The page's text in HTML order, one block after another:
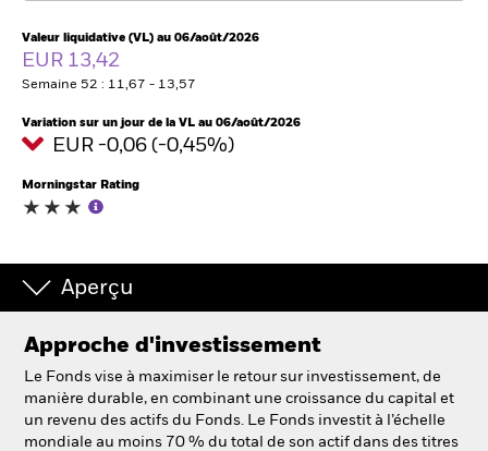
France
Change location
Notre société
Valeur liquidative (VL) au 06/août/2026
EUR 13,42
Semaine 52 : 11,67 - 13,57
Variation sur un jour de la VL au 06/août/2026
EUR -0,06 (-0,45%)
Morningstar Rating
Aperçu
Approche d'investissement
Le Fonds vise à maximiser le retour sur investissement, de
manière durable, en combinant une croissance du capital et
un revenu des actifs du Fonds. Le Fonds investit à l’échelle
mondiale au moins 70 % du total de son actif dans des titres